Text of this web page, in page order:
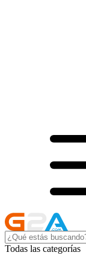
Todas las categorías